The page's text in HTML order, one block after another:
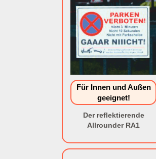
Für Innen und Außen
geeignet!
Der reflektierende
Allrounder RA1